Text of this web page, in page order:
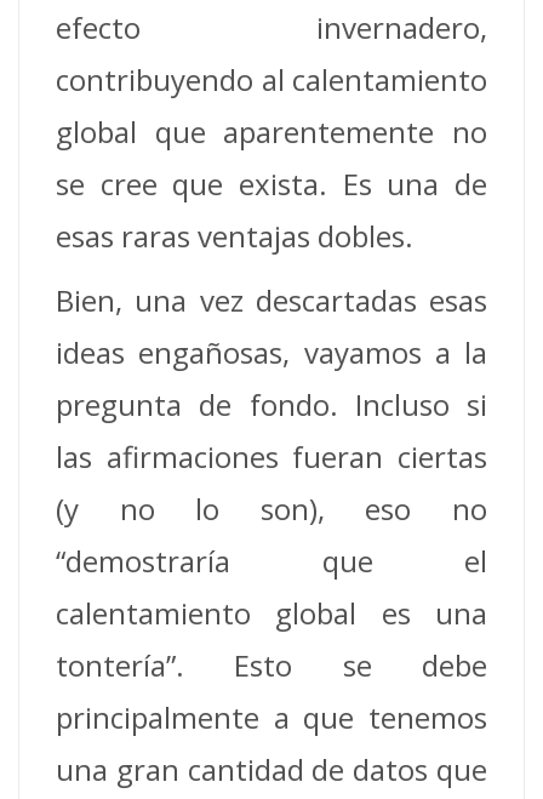
efecto invernadero,
contribuyendo al calentamiento
global que aparentemente no
se cree que exista. Es una de
esas raras ventajas dobles.
Bien, una vez descartadas esas
ideas engañosas, vayamos a la
pregunta de fondo. Incluso si
las afirmaciones fueran ciertas
(y no lo son), eso no
“demostraría que el
calentamiento global es una
tontería”. Esto se debe
principalmente a que tenemos
una gran cantidad de datos que